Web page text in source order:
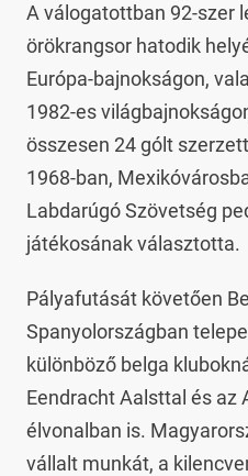
A válogatottban 92-szer
örökrangsor hatodik
Európa-bajnokságon,
1982-es
összesen 24 gólt
1968-ban,
Labdarúgó Szövetség
játékosának választotta.
Pályafutását követően
Spanyolországban
különböző belga
Eendracht Aalsttal és az
élvonalban is.
vállalt munkát, a